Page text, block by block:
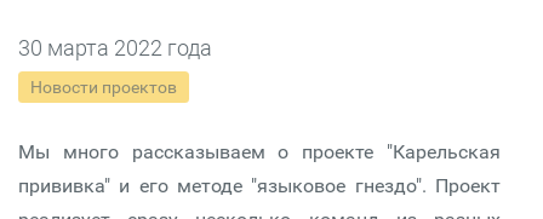
30 марта 2022 года
Новости проектов
Мы много рассказываем о проекте "Карельская
прививка" и его методе "языковое гнездо". Проект